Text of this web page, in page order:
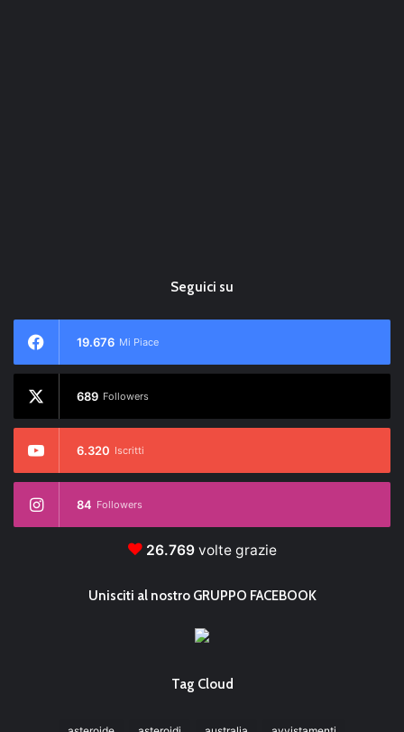
Seguici su
19.676 Mi Piace
689 Followers
6.320 Iscritti
84 Followers
26.769volte grazie
Unisciti al nostro GRUPPO FACEBOOK
Tag Cloud